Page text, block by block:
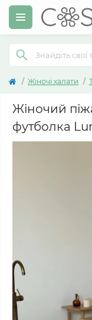
Жіночі халати
Жіночий
футболка